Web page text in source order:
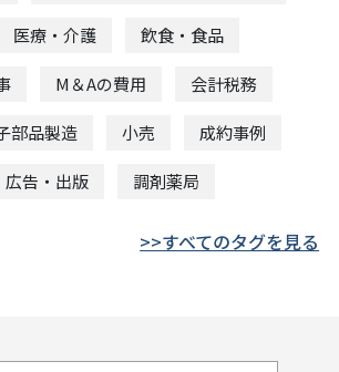
医療・介護 飲食・食品
M＆Aの費用 会計税務
部品製造 小売 成約事例
広告・出版 調剤薬局
すべてのタグを見る